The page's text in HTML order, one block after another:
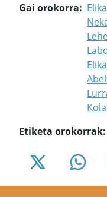
Gai orokorra
Etiketa orokorrak